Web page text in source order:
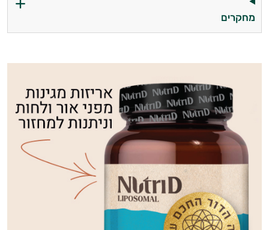
מחקרים